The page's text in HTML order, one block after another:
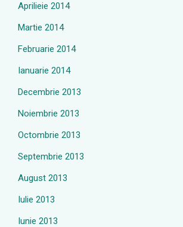
Aprilieie 2014
Martie 2014
Februarie 2014
Ianuarie 2014
Decembrie 2013
Noiembrie 2013
Octombrie 2013
Septembrie 2013
August 2013
Iulie 2013
Iunie 2013